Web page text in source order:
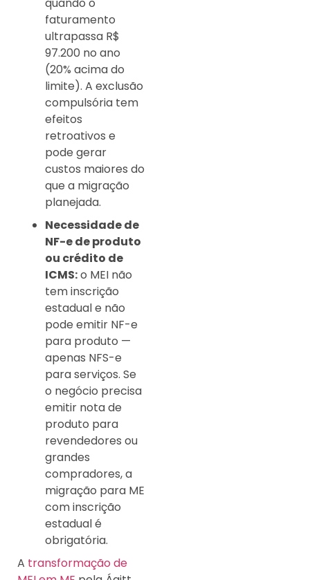
quando o
faturamento
ultrapassa R$
97.200 no ano
(20% acima do
limite). A exclusão
compulsória tem
efeitos
retroativos e
pode gerar
custos maiores do
que a migração
planejada.
Necessidade de
NF-e de produto
ou crédito de
ICMS:o MEI não
tem inscrição
estadual e não
pode emitir NF-e
para produto —
apenas NFS-e
para serviços. Se
o negócio precisa
emitir nota de
produto para
revendedores ou
grandes
compradores, a
migração para ME
com inscrição
estadual é
obrigatória.
A transformação de